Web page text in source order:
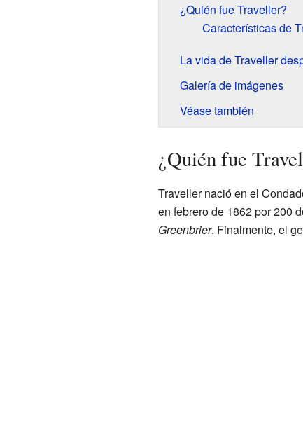
¿Quién fue Traveller?
Características de
La vida de Traveller
Galería de imágenes
Véase también
¿Quién fue
Traveller nació en el
en febrero de 1862 por 200
Greenbrier. Finalmente, el